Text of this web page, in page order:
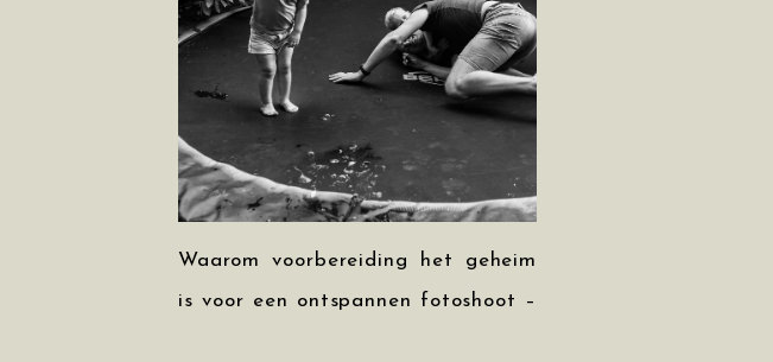
Waarom voorbereiding het geheim
is voor een ontspannen fotoshoot –